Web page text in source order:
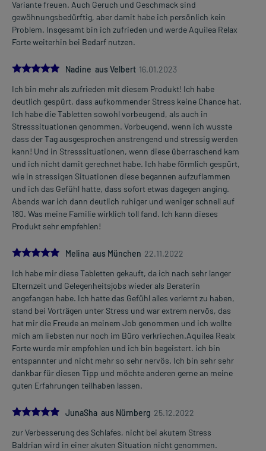
Variante freuen. Auch Geruch und Geschmack sind
gewöhnungsbedürftig, aber damit habe ich persönlich kein
Problem. Insgesamt bin ich zufrieden und werde Aquilea Relax
Forte weiterhin bei Bedarf nutzen.
5.0
Nadine aus Velbert 16.01.2023
Ich bin mehr als zufrieden mit diesem Produkt! Ich habe
deutlich gespürt, dass aufkommender Stress keine Chance hat.
Ich habe die Tabletten sowohl vorbeugend, als auch in
Stresssituationen genommen. Vorbeugend, wenn ich wusste
dass der Tag ausgesprochen anstrengend und stressig werden
kann! Und in Stresssituationen, wenn diese überraschend kam
und ich nicht damit gerechnet habe. Ich habe förmlich gespürt,
wie in stressigen Situationen diese begannen aufzuflammen
und ich das Gefühl hatte, dass sofort etwas dagegen anging.
Abends war ich dann deutlich ruhiger und weniger schnell auf
180. Was meine Familie wirklich toll fand. Ich kann dieses
Produkt sehr empfehlen!
5.0
Melina aus München 22.11.2022
Ich habe mir diese Tabletten gekauft, da ich nach sehr langer
Elternzeit und Gelegenheitsjobs wieder als Beraterin
angefangen habe. Ich hatte das Gefühl alles verlernt zu haben,
stand bei Vorträgen unter Stress und war extrem nervös, das
hat mir die Freude an meinem Job genommen und ich wollte
mich am liebsten nur noch im Büro verkriechen.Aquilea Realx
Forte wurde mir empfohlen und ich bin begeistert. ich bin
entspannter und nicht mehr so sehr nervös. Ich bin sehr sehr
dankbar für diesen Tipp und möchte anderen gerne an meine
guten Erfahrungen teilhaben lassen.
5.0
JunaSha aus Nürnberg 25.12.2022
zur Verbesserung des Schlafes, nicht bei akutem Stress
Baldrian wird in einer akuten Situation nicht genommen.